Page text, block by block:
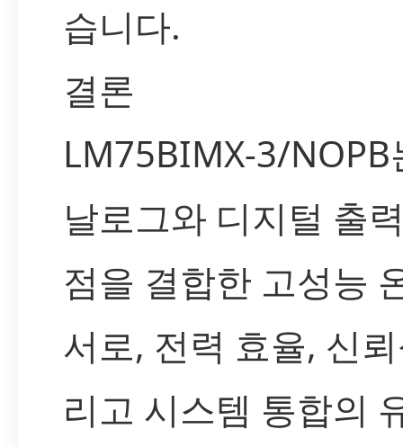
습니다.
결론
LM75BIMX-3/NOPB
날로그와 디지털 출
점을 결합한 고성능
서로, 전력 효율, 신
리고 시스템 통합의